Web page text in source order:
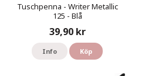
Tuschpenna - Writer Metallic
125 - Blå
39,90 kr
Info Köp